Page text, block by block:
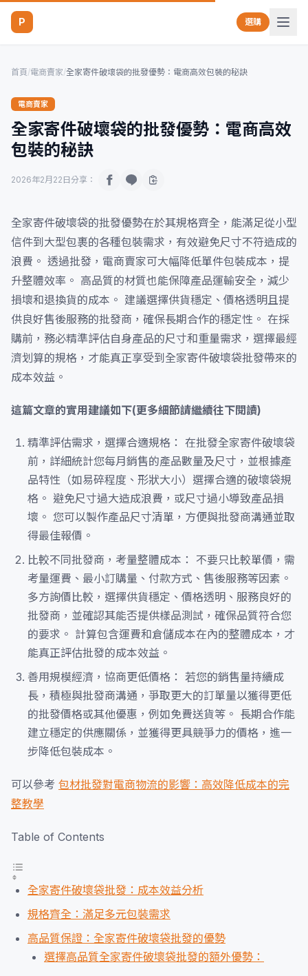
P 選購
首頁/電商賣家/全家寄件破壞袋的批發優勢：電商高效包裝的秘訣
電商賣家
全家寄件破壞袋的批發優勢：電商高效
包裝的秘訣
2026年2月22日 分享：
全家寄件破壞袋的批發優勢在於其規格齊全，能滿足從小型
信件到大型包裹的各種包裝需求，有效避免尺寸不符造成的
浪費。 透過批發，電商賣家可大幅降低單件包裝成本，提
升整體效率。 高品質的材質也能保障產品運輸安全，減少
損壞和退換貨的成本。 建議選擇供貨穩定、價格透明且提
供良好售後服務的批發商，確保長期合作的穩定性。 在採
購前，務必精準評估自身產品的尺寸和重量需求，選擇最經
濟划算的規格，才能真正享受到全家寄件破壞袋批發帶來的
成本效益。
這篇文章的實用建議如下(更多細節請繼續往下閱讀)
精準評估需求，選擇合適規格： 在批發全家寄件破壞袋
前，詳細統計您每月銷售的產品數量及尺寸，並根據產
品特性（如易碎程度、形狀大小）選擇合適的破壞袋規
格。 避免尺寸過大造成浪費，或尺寸過小導致產品損
壞。 您可以製作產品尺寸清單，方便與批發商溝通並取
得最佳報價。
比較不同批發商，考量整體成本： 不要只比較單價，需
考量運費、最小訂購量、付款方式、售後服務等因素。
多方詢價比較，選擇供貨穩定、價格透明、服務良好的
批發商，並確認其能否提供樣品測試，確保品質符合您
的要求。 計算包含運費和倉儲成本在內的整體成本，才
能真正評估批發的成本效益。
善用規模經濟，協商更低價格： 若您的銷售量持續成
長，積極與批發商溝通，爭取更大的訂單量以獲得更低
的批發價格或其他優惠，例如免費送貨等。 長期合作能
建立穩定的供應關係，並獲得更具競爭力的價格，進一
步降低包裝成本。
可以參考 包材批發對電商物流的影響：高效降低成本的完
整教學
Table of Contents
全家寄件破壞袋批發：成本效益分析
規格齊全：滿足多元包裝需求
高品質保證：全家寄件破壞袋批發的優勢
選擇高品質全家寄件破壞袋批發的額外優勢：